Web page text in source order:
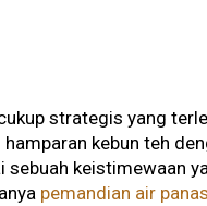
strategis yang
kebun teh
sebuah keistimewaan
pemandian air